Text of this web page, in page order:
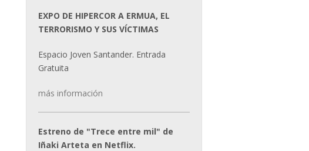
EXPO DE HIPERCOR A ERMUA, EL
TERRORISMO Y SUS VÍCTIMAS
Espacio Joven Santander. Entrada
Gratuita
más información
Estreno de "Trece entre mil" de
Iñaki Arteta en Netflix.